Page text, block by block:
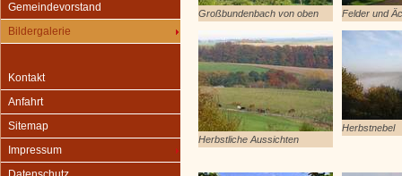
Gemeindevorstand
Bildergalerie
Kontakt
Anfahrt
Sitemap
Impressum
Großbundenbach von oben Felder und
Herbstliche Aussichten
Herbstnebel